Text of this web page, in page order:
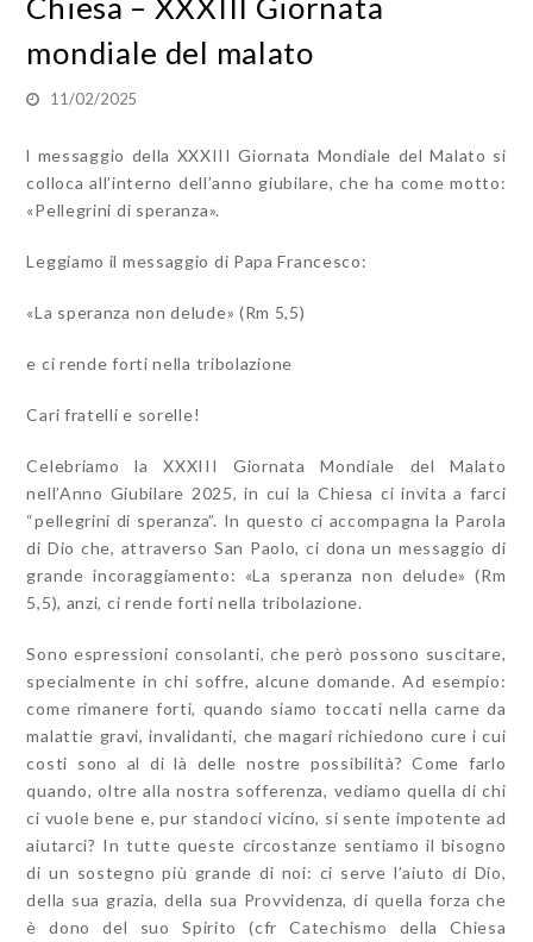
mondiale del malato
11/02/2025
l messaggio della XXXIII Giornata Mondiale del Malato si
colloca all’interno dell’anno giubilare, che ha come motto:
«Pellegrini di speranza».
Leggiamo il messaggio di Papa Francesco:
«La speranza non delude» (Rm 5,5)
e ci rende forti nella tribolazione
Cari fratelli e sorelle!
Celebriamo la XXXIII Giornata Mondiale del Malato
nell’Anno Giubilare 2025, in cui la Chiesa ci invita a farci
“pellegrini di speranza”. In questo ci accompagna la Parola
di Dio che, attraverso San Paolo, ci dona un messaggio di
grande incoraggiamento: «La speranza non delude» (Rm
5,5), anzi, ci rende forti nella tribolazione.
Sono espressioni consolanti, che però possono suscitare,
specialmente in chi soffre, alcune domande. Ad esempio:
come rimanere forti, quando siamo toccati nella carne da
malattie gravi, invalidanti, che magari richiedono cure i cui
costi sono al di là delle nostre possibilità? Come farlo
quando, oltre alla nostra sofferenza, vediamo quella di chi
ci vuole bene e, pur standoci vicino, si sente impotente ad
aiutarci? In tutte queste circostanze sentiamo il bisogno
di un sostegno più grande di noi: ci serve l’aiuto di Dio,
della sua grazia, della sua Provvidenza, di quella forza che
è dono del suo Spirito (cfrCatechismo della Chiesa